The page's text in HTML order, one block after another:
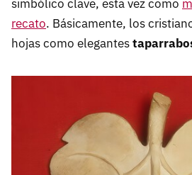
simbólico clave, esta vez como
recato. Básicamente, los
hojas como elegantes